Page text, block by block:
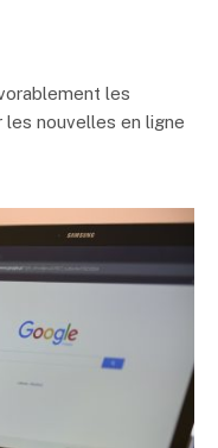
les
nouvelles en ligne